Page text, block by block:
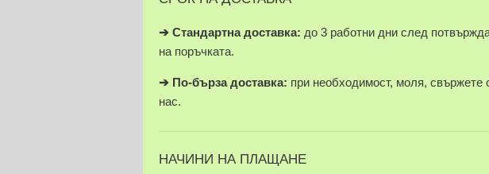
➔ Стандартна доставка: до 3 работни дни след
на поръчката.
➔ По-бърза доставка: при необходимост, моля, свържете
нас.
НАЧИНИ НА ПЛАЩАНЕ